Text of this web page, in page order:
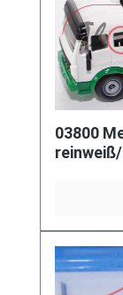
03800
reinweiß/